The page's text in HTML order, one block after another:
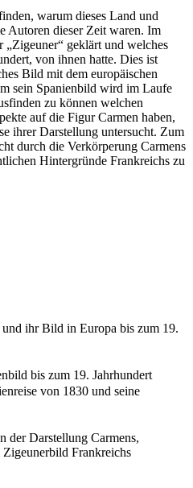
warum dieses Land und
Autoren dieser Zeit waren. Im
geklärt und welches
von ihnen hatte. Dies ist
Bild mit dem europäischen
sein Spanienbild wird im Laufe
zu können welchen
auf die Figur Carmen haben,
ihrer Darstellung untersucht. Zum
durch die Verkörperung Carmens
Hintergründe Frankreichs zu
ihr Bild in Europa bis zum 19.
bis zum 19. Jahrhundert
von 1830 und seine
der Darstellung Carmens,
Frankreichs